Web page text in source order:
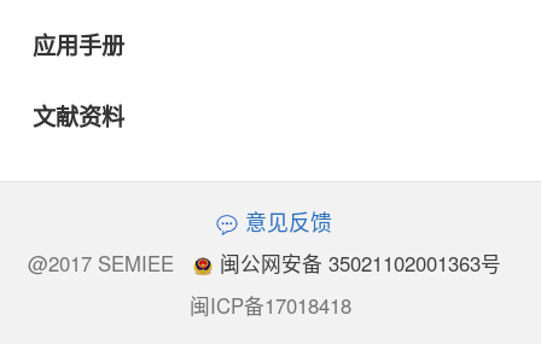
应用手册
文献资料
意见反馈
@2017 SEMIEE
闽公网安备 35021102001363号
闽ICP备17018418